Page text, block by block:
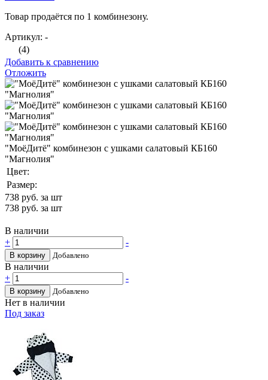
Товар продаётся по 1 комбинезону.
Артикул: -
(4)
Добавить к сравнению
Отложить
"МоёДитё" комбинезон с ушками салатовый КБ160
"Магнолия"
Цвет:
Размер:
738 руб. за шт
738 руб. за шт
В наличии
+
-
В корзину Добавлено
В наличии
+
-
В корзину Добавлено
Нет в наличии
Под заказ